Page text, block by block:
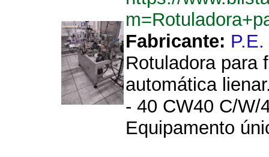
Fabricante:
Rotuladora para
automática
- 40 CW40 C/W/
Equipamento